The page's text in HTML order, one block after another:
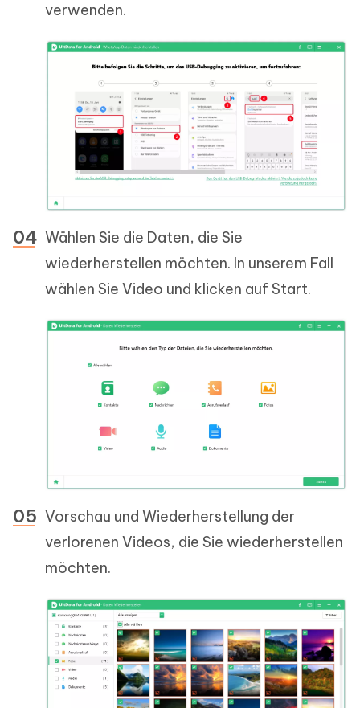
verwenden.
Wählen Sie die Daten, die Sie
wiederherstellen möchten. In unserem Fall
wählen Sie Video und klicken auf Start.
Vorschau und Wiederherstellung der
verlorenen Videos, die Sie wiederherstellen
möchten.